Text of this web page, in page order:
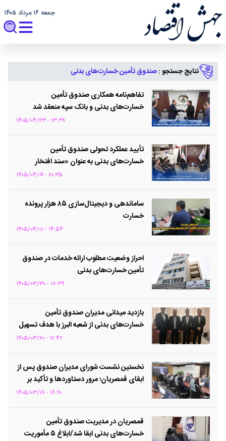
جمعه ۱۶ مرداد ۱۴۰۵
نتایج جستجو :صندوق تأمین خسارت‌های بدنی
تفاهم‌نامه همکاری صندوق تأمین
خسارت‌های بدنی و بانک سپه منعقد شد
۱۳:۳۸ - ۱۴۰۵/۰۴/۲۳
تأیید عملکرد تحولی صندوق تأمین
خسارت‌های بدنی به عنوان «سند افتخار
نظام» در خدمت‌رسانی به مردم۲۰:۳۵ - ۱۴۰۵/۰۴/۰۹
ساماندهی و دیجیتال‌سازی ۸۵ هزار پرونده
خسارت
۱۴:۵۴ - ۱۴۰۵/۰۴/۰۱
احراز وضعیت مطلوب ارائه خدمات در صندوق
تأمین خسارت‌های بدنی
۱۸:۳۹ - ۱۴۰۵/۰۳/۳۰
بازدید میدانی مدیران صندوق تأمین
خسارت‌های بدنی از شعبه البرز با هدف تسهیل
۱۲:۴۲ - ۱۴۰۵/۰۳/۲۰
نخستین نشست شورای مدیران صندوق پس از
ابقای قمصریان؛ مرور دستاوردها و تأکید بر
۱۶:۲۰ - ۱۴۰۵/۰۳/۱۸
قمصریان در مدیریت صندوق تأمین
خسارت‌های بدنی ابقا شد/ابلاغ ۵ مأموریت